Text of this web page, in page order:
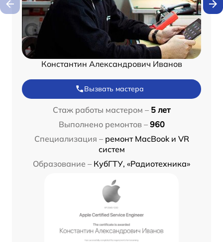
Константин Александрович Иванов
Вызвать мастера
Стаж работы мастером – 5 лет
Выполнено ремонтов – 960
Специализация – ремонт MacBook и VR
систем
Образование – КубГТУ, «Радиотехника»